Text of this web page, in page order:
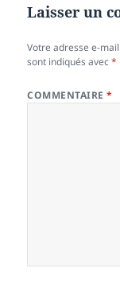
Laisser un
Votre adresse e-
sont indiqués avec*
COMMENTAIRE*